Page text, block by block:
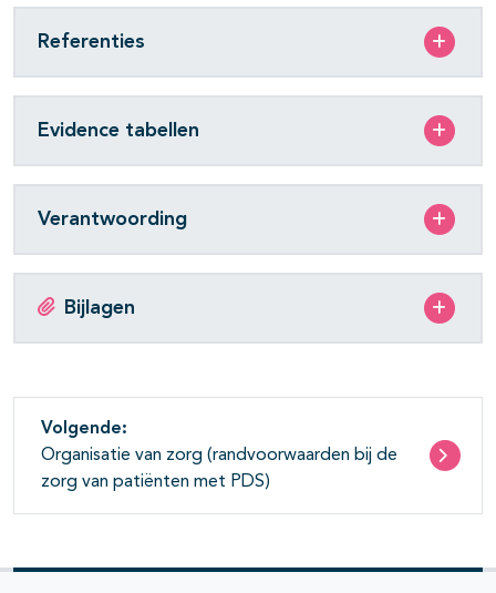
Referenties
Evidence tabellen
Verantwoording
Bijlagen
Volgende:
Organisatie van zorg (randvoorwaarden bij de
zorg van patiënten met PDS)